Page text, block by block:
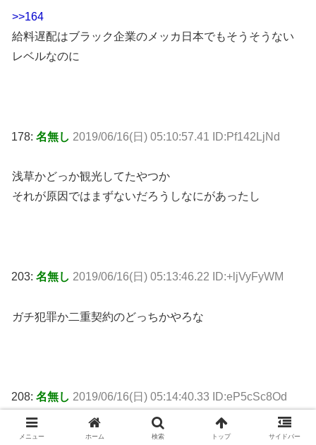
>>164
給料遅配はブラック企業のメッカ日本でもそうそうない
レベルなのに
178: 名無し 2019/06/16(日) 05:10:57.41 ID:Pf142LjNd
浅草かどっか観光してたやつか
それが原因ではまずないだろうしなにがあったし
203: 名無し 2019/06/16(日) 05:13:46.22 ID:+ljVyFyWM
ガチ犯罪か二重契約のどっちかやろな
208: 名無し 2019/06/16(日) 05:14:40.33 ID:eP5cSc8Od
>>203
メニュー ホーム 検索 トップ サイドバー